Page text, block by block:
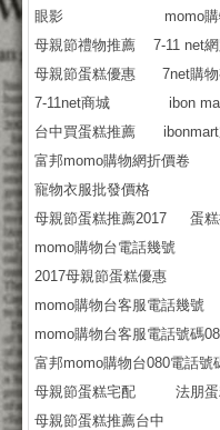
眼影
momo
母親節禮物推薦
7-11 net
母親節蛋糕優惠
7net購
7-11net商城
ibon
台中買蛋糕推薦
富邦momo購物網折價卷
寵物衣服批發價格
母親節蛋糕推薦2017
蛋
momo購物台電話幾號
2017母親節蛋糕優惠
momo購物台客服電話幾號
momo購物台客服電話號碼
富邦momo購物台080電話號
母親節蛋糕宅配
法朋
母親節蛋糕推薦台中